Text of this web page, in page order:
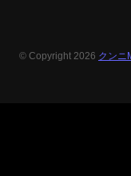
© Copyright 2026 クンニ